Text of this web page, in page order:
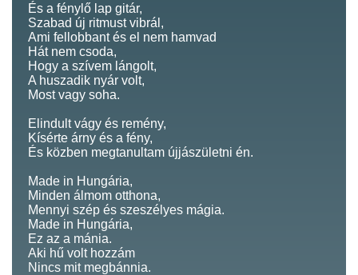
És a fénylő lap gitár,
Szabad új ritmust vibrál,
Ami fellobbant és el nem hamvad
Hát nem csoda,
Hogy a szívem lángolt,
A huszadik nyár volt,
Most vagy soha.
Elindult vágy és remény,
Kísérte árny és a fény,
És közben megtanultam újjászületni én.
Made in Hungária,
Minden álmom otthona,
Mennyi szép és szeszélyes mágia.
Made in Hungária,
Ez az a mánia.
Aki hű volt hozzám
Nincs mit megbánnia.